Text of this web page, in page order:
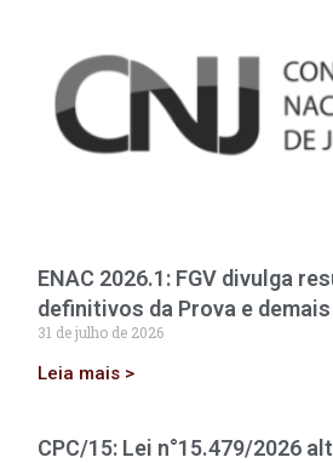
ENAC 2026.1: FGV divulga
definitivos da Prova e
31 de julho de 2026
Leia mais >
CPC/15: Lei n°15.479/2026